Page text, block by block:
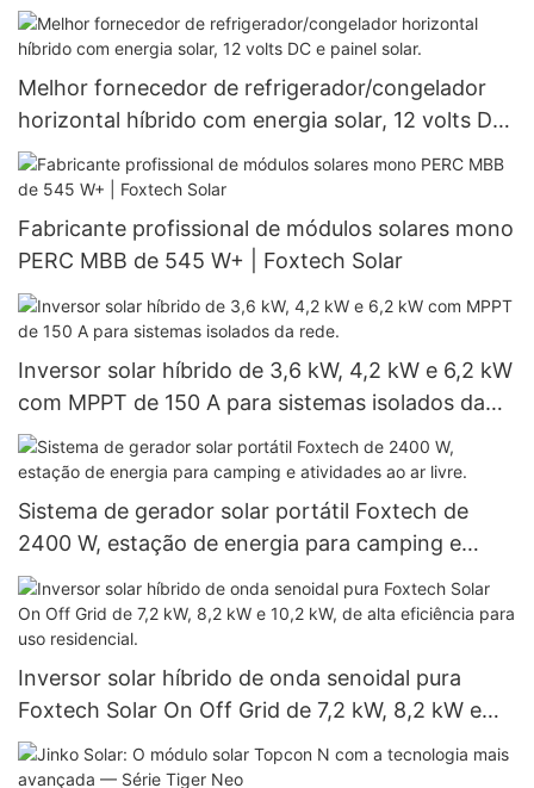
Melhor fornecedor de refrigerador/congelador
horizontal híbrido com energia solar, 12 volts DC
e painel solar.
Fabricante profissional de módulos solares mono
PERC MBB de 545 W+ | Foxtech Solar
Inversor solar híbrido de 3,6 kW, 4,2 kW e 6,2 kW
com MPPT de 150 A para sistemas isolados da
rede.
Sistema de gerador solar portátil Foxtech de
2400 W, estação de energia para camping e
atividades ao ar livre.
Inversor solar híbrido de onda senoidal pura
Foxtech Solar On Off Grid de 7,2 kW, 8,2 kW e
10,2 kW, de alta eficiência para uso residencial.